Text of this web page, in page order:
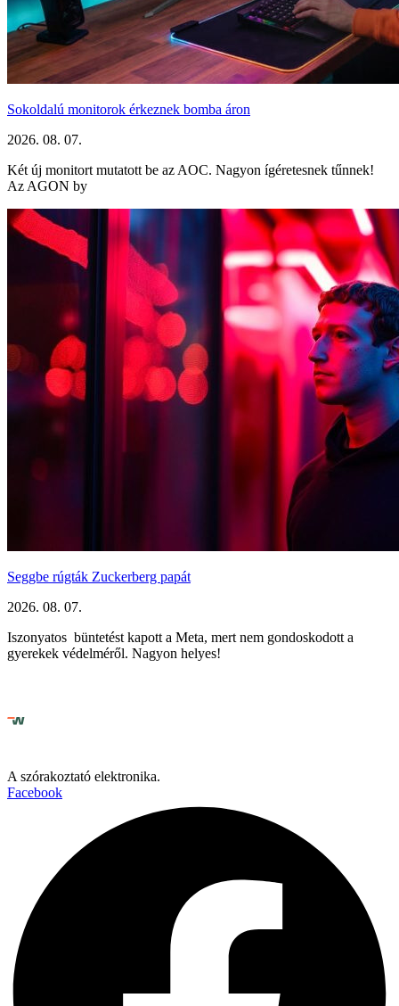
Sokoldalú monitorok érkeznek bomba áron
2026. 08. 07.
Két új monitort mutatott be az AOC. Nagyon ígéretesnek tűnnek!
Az AGON by
Seggbe rúgták Zuckerberg papát
2026. 08. 07.
Iszonyatos büntetést kapott a Meta, mert nem gondoskodott a
gyerekek védelméről. Nagyon helyes!
A szórakoztató elektronika.
Facebook